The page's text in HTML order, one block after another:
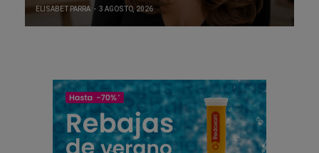
ELISABET PARRA 3 AGOSTO, 2026